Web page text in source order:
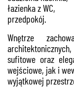
łazienka z WC,
przedpokój.
Wnętrze
sufitowe oraz
wejściowe, jak i
wyjątkowej